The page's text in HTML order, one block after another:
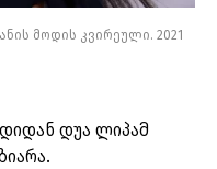
მოდის კვირეული. 2021
დუა ლიპამ